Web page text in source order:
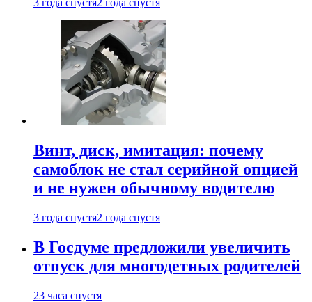
3 года спустя2 года спустя
Винт, диск, имитация: почему
самоблок не стал серийной опцией
и не нужен обычному водителю
3 года спустя2 года спустя
В Госдуме предложили увеличить
отпуск для многодетных родителей
23 часа спустя